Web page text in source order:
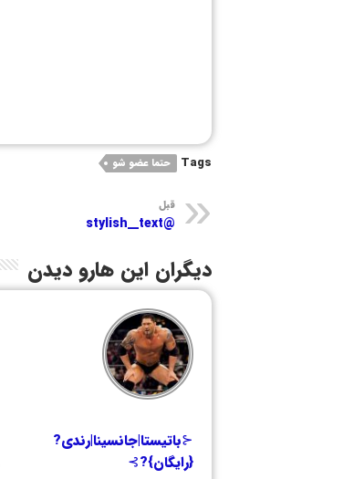
Tags حتما عضو شو
قبل
@stylish__text
دیگران این هارو دیدن
⊰باتیستا|جانسینا|رندی?
{رایگان}?⊱